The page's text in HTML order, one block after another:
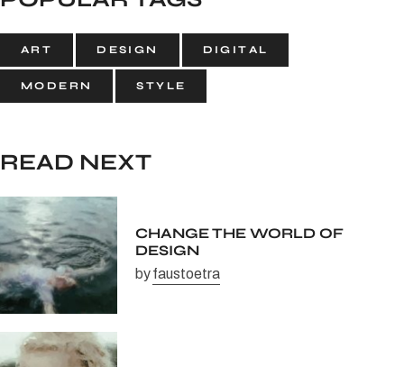
ART DESIGN DIGITAL
MODERN STYLE
READ NEXT
CHANGE THE WORLD OF
DESIGN
byfaustoetra